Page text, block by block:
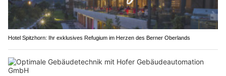
Hotel Spitzhorn: Ihr exklusives Refugium im Herzen des Berner Oberlands